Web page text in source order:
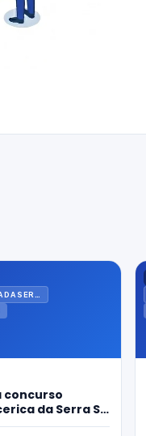
concurso
da Serra SP
Geral Ams